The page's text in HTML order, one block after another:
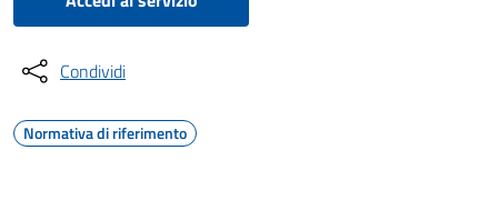
Condividi
Normativa di riferimento